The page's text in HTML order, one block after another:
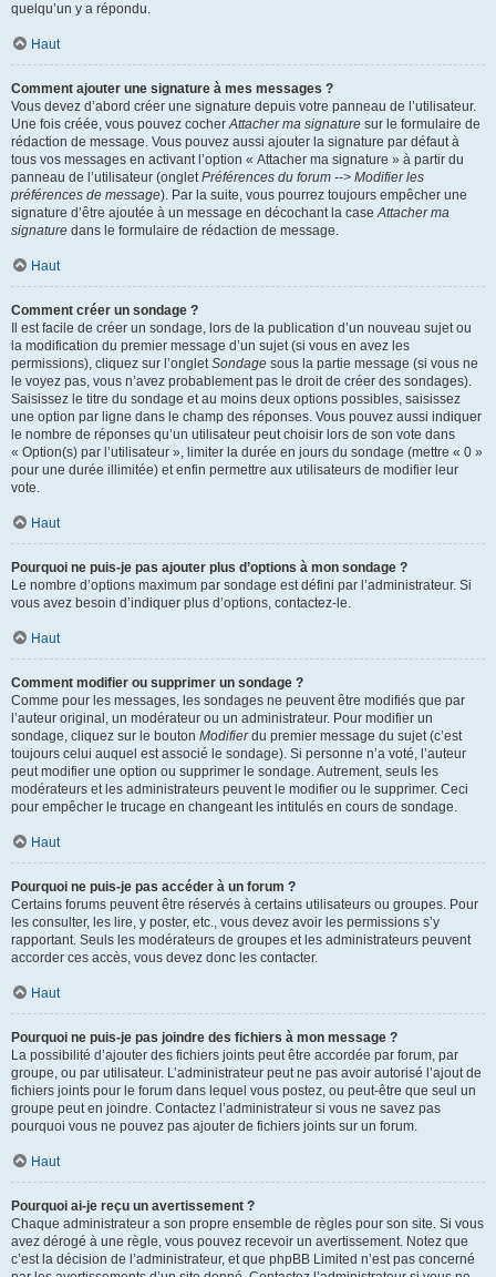
quelqu’un y a répondu.
Haut
Comment ajouter une signature à mes messages ?
Vous devez d’abord créer une signature depuis votre panneau de l’utilisateur.
Une fois créée, vous pouvez cocherAttacher ma signature sur le formulaire de
rédaction de message. Vous pouvez aussi ajouter la signature par défaut à
tous vos messages en activant l’option « Attacher ma signature » à partir du
panneau de l’utilisateur (ongletPréférences du forum --> Modifier les
préférences de message). Par la suite, vous pourrez toujours empêcher une
signature d’être ajoutée à un message en décochant la caseAttacher ma
signature dans le formulaire de rédaction de message.
Haut
Comment créer un sondage ?
Il est facile de créer un sondage, lors de la publication d’un nouveau sujet ou
la modification du premier message d’un sujet (si vous en avez les
permissions), cliquez sur l’ongletSondage sous la partie message (si vous ne
le voyez pas, vous n’avez probablement pas le droit de créer des sondages).
Saisissez le titre du sondage et au moins deux options possibles, saisissez
une option par ligne dans le champ des réponses. Vous pouvez aussi indiquer
le nombre de réponses qu’un utilisateur peut choisir lors de son vote dans
« Option(s) par l’utilisateur », limiter la durée en jours du sondage (mettre « 0 »
pour une durée illimitée) et enfin permettre aux utilisateurs de modifier leur
vote.
Haut
Pourquoi ne puis-je pas ajouter plus d’options à mon sondage ?
Le nombre d’options maximum par sondage est défini par l’administrateur. Si
vous avez besoin d’indiquer plus d’options, contactez-le.
Haut
Comment modifier ou supprimer un sondage ?
Comme pour les messages, les sondages ne peuvent être modifiés que par
l’auteur original, un modérateur ou un administrateur. Pour modifier un
sondage, cliquez sur le bouton Modifierdu premier message du sujet (c’est
toujours celui auquel est associé le sondage). Si personne n’a voté, l’auteur
peut modifier une option ou supprimer le sondage. Autrement, seuls les
modérateurs et les administrateurs peuvent le modifier ou le supprimer. Ceci
pour empêcher le trucage en changeant les intitulés en cours de sondage.
Haut
Pourquoi ne puis-je pas accéder à un forum ?
Certains forums peuvent être réservés à certains utilisateurs ou groupes. Pour
les consulter, les lire, y poster, etc., vous devez avoir les permissions s’y
rapportant. Seuls les modérateurs de groupes et les administrateurs peuvent
accorder ces accès, vous devez donc les contacter.
Haut
Pourquoi ne puis-je pas joindre des fichiers à mon message ?
La possibilité d’ajouter des fichiers joints peut être accordée par forum, par
groupe, ou par utilisateur. L’administrateur peut ne pas avoir autorisé l’ajout de
fichiers joints pour le forum dans lequel vous postez, ou peut-être que seul un
groupe peut en joindre. Contactez l’administrateur si vous ne savez pas
pourquoi vous ne pouvez pas ajouter de fichiers joints sur un forum.
Haut
Pourquoi ai-je reçu un avertissement ?
Chaque administrateur a son propre ensemble de règles pour son site. Si vous
avez dérogé à une règle, vous pouvez recevoir un avertissement. Notez que
c’est la décision de l’administrateur, et que phpBB Limited n’est pas concerné